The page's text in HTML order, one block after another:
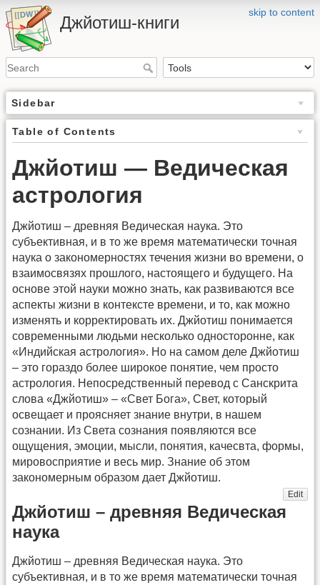
skip to content
Джйотиш-книги
Sidebar
Table of Contents
Джйотиш — Ведическая
астрология
Джйотиш – древняя Ведическая наука. Это
субъективная, и в то же время математически точная
наука о закономерностях течения жизни во времени, о
взаимосвязях прошлого, настоящего и будущего. На
основе этой науки можно знать, как развиваются все
аспекты жизни в контексте времени, и то, как можно
изменять и корректировать их. Джйотиш понимается
современными людьми несколько односторонне, как
«Индийская астрология». Но на самом деле Джйотиш
– это гораздо более широкое понятие, чем просто
астрология. Непосредственный перевод с Санскрита
слова «Джйотиш» – «Свет Бога», Свет, который
освещает и проясняет знание внутри, в нашем
сознании. Из Света сознания появляются все
ощущения, эмоции, мысли, понятия, качесвта, формы,
мировосприятие и весь мир. Знание об этом
закономерным образом дает Джйотиш.
Edit
Джйотиш – древняя Ведическая
наука
Джйотиш – древняя Ведическая наука. Это
субъективная, и в то же время математически точная